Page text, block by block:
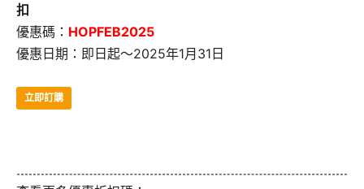
扣
優惠碼： HOPFEB2025
優惠日期：即日起～2025年1月31日
立即訂購